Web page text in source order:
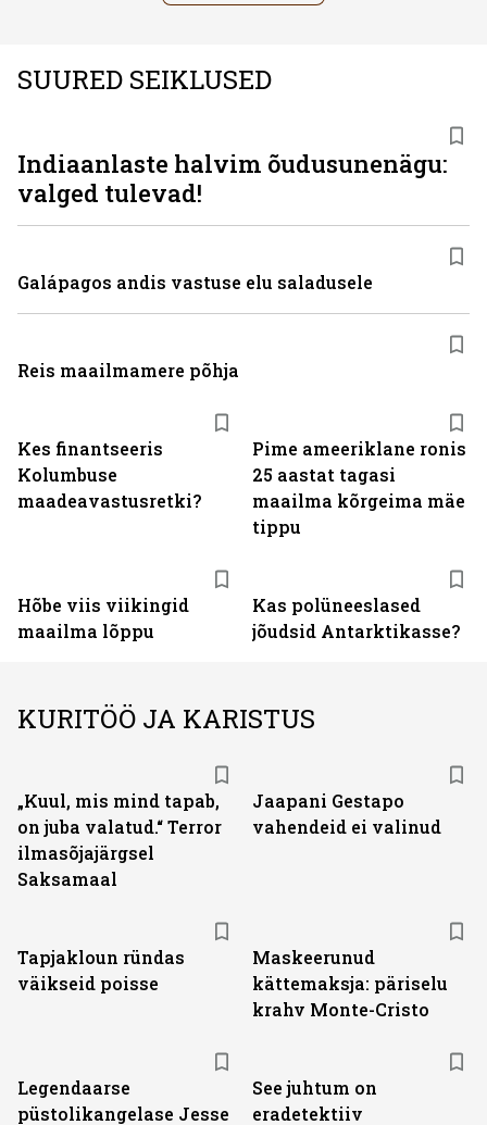
SUURED SEIKLUSED
Kes finantseeris
Kolumbuse
maadeavastusretki?
Pime ameeriklane ronis
25 aastat tagasi
maailma kõrgeima mäe
tippu
Hõbe viis viikingid
maailma lõppu
Kas polüneeslased
jõudsid Antarktikasse?
Indiaanlaste halvim õudusunenägu:
valged tulevad!
Galápagos andis vastuse elu saladusele
Reis maailmamere põhja
KURITÖÖ JA KARISTUS
„Kuul, mis mind tapab,
on juba valatud.“ Terror
ilmasõjajärgsel
Saksamaal
Jaapani Gestapo
vahendeid ei valinud
Tapjakloun ründas
väikseid poisse
Maskeerunud
kättemaksja: päriselu
krahv Monte-Cristo
Legendaarse
püstolikangelase Jesse
See juhtum on
eradetektiiv